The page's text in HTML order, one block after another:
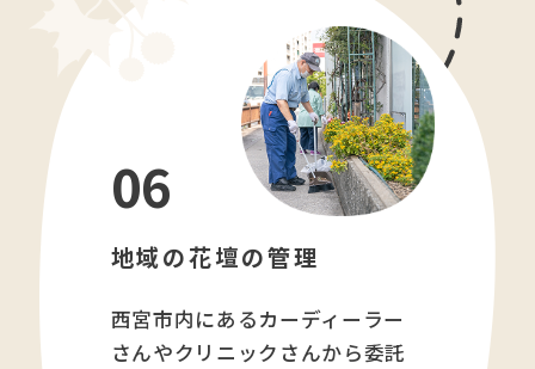
06
地域の花壇の管理
西宮市内にあるカーディーラー
さんやクリニックさんから委託